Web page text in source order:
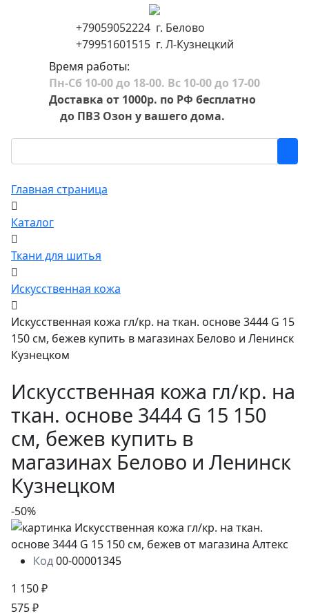
+79059052224 г. Белово
+79951601515 г. Л-Кузнецкий
Время работы:
Пн-Сб 10-00 до 18-00. Вс 10-00 до 17-00
Доставка от 1000р. по РФ бесплатно
до ПВЗ Озон у вашего дома.
Главная страница
Каталог
Ткани для шитья
Искусственная кожа
Искусственная кожа гл/кр. на ткан. основе 3444 G 15
150 см, бежев купить в магазинах Белово и Ленинск
Кузнецком
Искусственная кожа гл/кр. на
ткан. основе 3444 G 15 150
см, бежев купить в
магазинах Белово и Ленинск
Кузнецком
-50%
Код00-00001345
1 150 ₽
575 ₽